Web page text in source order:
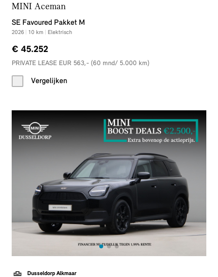
MINI Aceman
SE Favoured Pakket M
2026 10 km Elektrisch
€ 45.252
PRIVATE LEASE EUR 563,- (60 mnd/ 5.000 km)
Vergelijken
Dusseldorp Alkmaar